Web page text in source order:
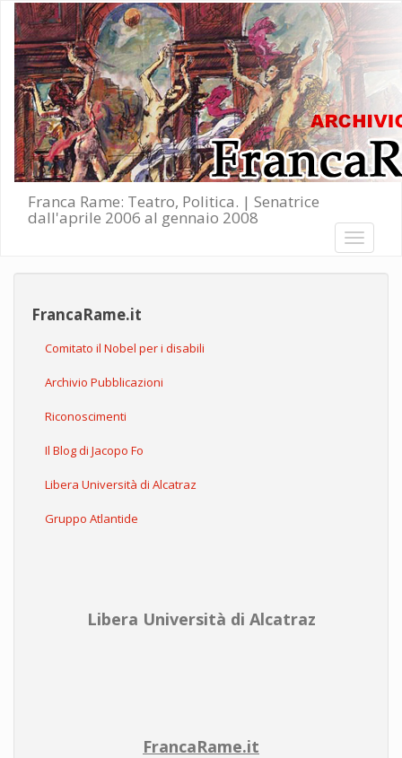
Salta al contenuto principale
Franca Rame: Teatro, Politica. | Senatrice
dall'aprile 2006 al gennaio 2008
Toggle
FrancaRame.it
Comitato il Nobel per i disabili
Archivio Pubblicazioni
Riconoscimenti
Il Blog di Jacopo Fo
Libera Università di Alcatraz
Gruppo Atlantide
Libera Università di Alcatraz
FrancaRame.it